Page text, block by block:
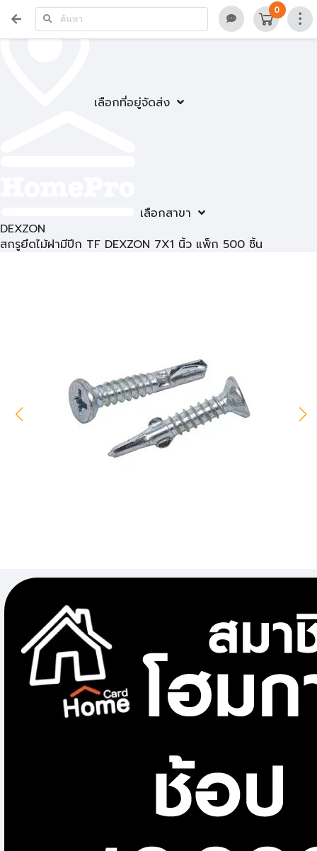
เลือกที่อยู่จัดส่ง
เลือกสาขา
0
DEXZON
สกรูยึดไม้ฝามีปีก TF DEXZON 7X1 นิ้ว แพ็ก 500 ชิ้น